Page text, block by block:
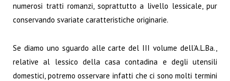
numerosi tratti romanzi, soprattutto a livello lessicale, pur
conservando svariate caratteristiche originarie.
Se diamo uno sguardo alle carte del III volume dell’A.L.Ba.,
relative al lessico della casa contadina e degli utensili
domestici, potremo osservare infatti che ci sono molti termini